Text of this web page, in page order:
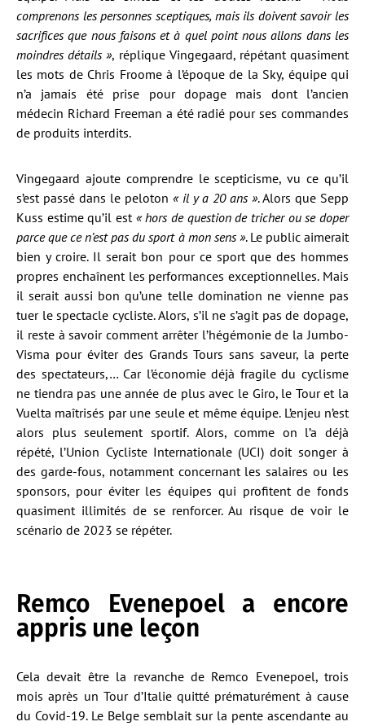
comprenons les personnes sceptiques, mais ils doivent savoir les
sacrifices que nous faisons et à quel point nous allons dans les
moindres détails », réplique Vingegaard, répétant quasiment
les mots de Chris Froome à l’époque de la Sky, équipe qui
n’a jamais été prise pour dopage mais dont l’ancien
médecin Richard Freeman a été radié pour ses commandes
de produits interdits.
Vingegaard ajoute comprendre le scepticisme, vu ce qu’il
s’est passé dans le peloton « il y a 20 ans ». Alors que Sepp
Kuss estime qu’il est« hors de question de tricher ou se doper
parce que ce n’est pas du sport à mon sens ». Le public aimerait
bien y croire. Il serait bon pour ce sport que des hommes
propres enchaînent les performances exceptionnelles. Mais
il serait aussi bon qu’une telle domination ne vienne pas
tuer le spectacle cycliste. Alors, s’il ne s’agit pas de dopage,
il reste à savoir comment arrêter l’hégémonie de la Jumbo-
Visma pour éviter des Grands Tours sans saveur, la perte
des spectateurs,… Car l’économie déjà fragile du cyclisme
ne tiendra pas une année de plus avec le Giro, le Tour et la
Vuelta maîtrisés par une seule et même équipe. L’enjeu n’est
alors plus seulement sportif. Alors, comme on l’a déjà
répété, l’Union Cycliste Internationale (UCI) doit songer à
des garde-fous, notamment concernant les salaires ou les
sponsors, pour éviter les équipes qui profitent de fonds
quasiment illimités de se renforcer. Au risque de voir le
scénario de 2023 se répéter.
Remco Evenepoel a encore
appris une leçon
Cela devait être la revanche de Remco Evenepoel, trois
mois après un Tour d’Italie quitté prématurément à cause
du Covid-19. Le Belge semblait sur la pente ascendante au